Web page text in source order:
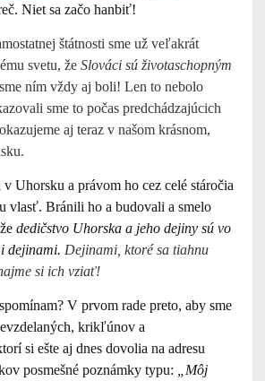
Niet sa začo hanbiť!
štátnosti sme už veľakrát
svetu, že Slováci sú životaschopným
ním vždy aj boli! Len to nebolo
sme to počas predchádzajúcich
aj teraz v našom krásnom,
Uhorsku a právom ho cez celé stáročia
vlasť. Bránili ho a budovali a smelo
dedičstvo Uhorska a jeho dejiny sú vo
dejinami. Dejinami, ktoré sa tiahnu
si ich vziať!
V prvom rade preto, aby sme
krikľúnov a
si ešte aj dnes dovolia na adresu
posmešné poznámky typu:
„Môj